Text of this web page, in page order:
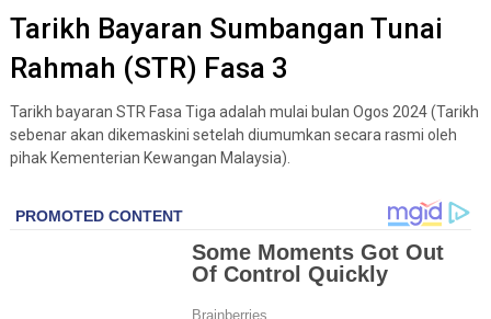
Tarikh Bayaran Sumbangan Tunai
Rahmah (STR) Fasa 3
Tarikh bayaran STR Fasa Tiga adalah mulai bulan Ogos 2024 (Tarikh
sebenar akan dikemaskini setelah diumumkan secara rasmi oleh
pihak Kementerian Kewangan Malaysia).